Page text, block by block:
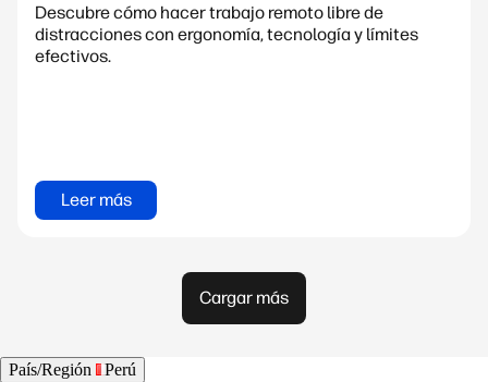
Descubre cómo hacer trabajo remoto libre de
distracciones con ergonomía, tecnología y límites
efectivos.
Leer más
Cargar más
País/Región
Perú